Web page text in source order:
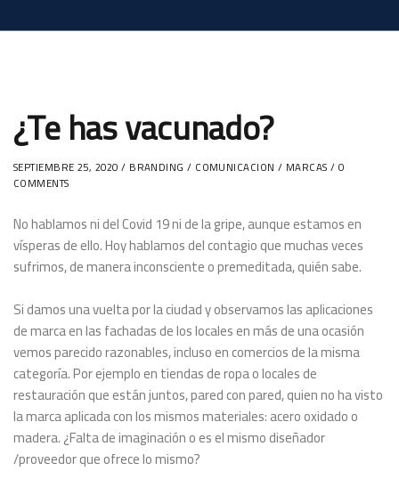
¿Te has vacunado?
SEPTIEMBRE 25, 2020 / BRANDING / COMUNICACION / MARCAS/ 0
COMMENTS
No hablamos ni del Covid 19 ni de la gripe, aunque estamos en
vísperas de ello. Hoy hablamos del contagio que muchas veces
sufrimos, de manera inconsciente o premeditada, quién sabe.
Si damos una vuelta por la ciudad y observamos las aplicaciones
de marca en las fachadas de los locales en más de una ocasión
vemos parecido razonables, incluso en comercios de la misma
categoría. Por ejemplo en tiendas de ropa o locales de
restauración que están juntos, pared con pared, quien no ha visto
la marca aplicada con los mismos materiales: acero oxidado o
madera. ¿Falta de imaginación o es el mismo diseñador
/proveedor que ofrece lo mismo?